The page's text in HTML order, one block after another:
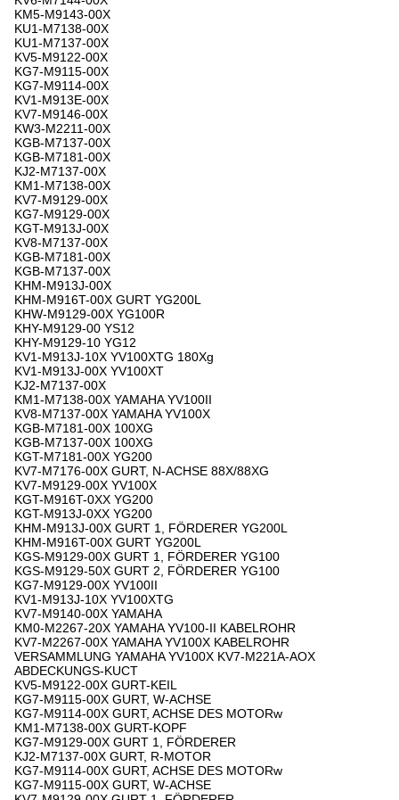
KM5-M9143-00X
KU1-M7138-00X
KU1-M7137-00X
KV5-M9122-00X
KG7-M9115-00X
KG7-M9114-00X
KV1-M913E-00X
KV7-M9146-00X
KW3-M2211-00X
KGB-M7137-00X
KGB-M7181-00X
KJ2-M7137-00X
KM1-M7138-00X
KV7-M9129-00X
KG7-M9129-00X
KGT-M913J-00X
KV8-M7137-00X
KGB-M7181-00X
KGB-M7137-00X
KHM-M913J-00X
KHM-M916T-00X GURT YG200L
KHW-M9129-00X YG100R
KHY-M9129-00 YS12
KHY-M9129-10 YG12
KV1-M913J-10X YV100XTG 180Xg
KV1-M913J-00X YV100XT
KJ2-M7137-00X
KM1-M7138-00X YAMAHA YV100II
KV8-M7137-00X YAMAHA YV100X
KGB-M7181-00X 100XG
KGB-M7137-00X 100XG
KGT-M7181-00X YG200
KV7-M7176-00X GURT, N-ACHSE 88X/88XG
KV7-M9129-00X YV100X
KGT-M916T-0XX YG200
KGT-M913J-0XX YG200
KHM-M913J-00X GURT 1, FÖRDERER YG200L
KHM-M916T-00X GURT YG200L
KGS-M9129-00X GURT 1, FÖRDERER YG100
KGS-M9129-50X GURT 2, FÖRDERER YG100
KG7-M9129-00X YV100II
KV1-M913J-10X YV100XTG
KV7-M9140-00X YAMAHA
KM0-M2267-20X YAMAHA YV100-II KABELROHR
KV7-M2267-00X YAMAHA YV100X KABELROHR
VERSAMMLUNG YAMAHA YV100X KV7-M221A-AOX
ABDECKUNGS-KUCT
KV5-M9122-00X GURT-KEIL
KG7-M9115-00X GURT, W-ACHSE
KG7-M9114-00X GURT, ACHSE DES MOTORw
KM1-M7138-00X GURT-KOPF
KG7-M9129-00X GURT 1, FÖRDERER
KJ2-M7137-00X GURT, R-MOTOR
KG7-M9114-00X GURT, ACHSE DES MOTORw
KG7-M9115-00X GURT, W-ACHSE